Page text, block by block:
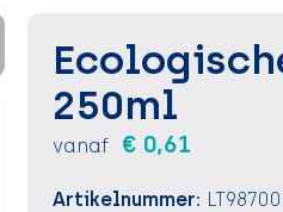
250ml
vanaf € 0,61
Artikelnummer: